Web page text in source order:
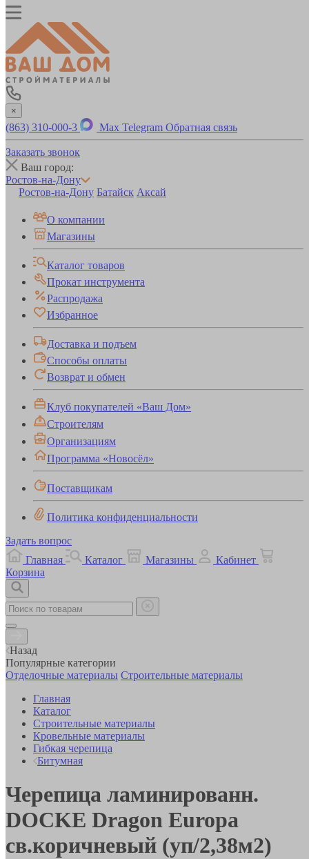
×
(863) 310-000-3 Max Telegram Обратная связь
Заказать звонок
Ваш город:
Ростов-на-Дону
Ростов-на-Дону Батайск Аксай
О компании
Магазины
Каталог товаров
Прокат инструмента
Распродажа
Избранное
Доставка и подъем
Способы оплаты
Возврат и обмен
Клуб покупателей «Ваш Дом»
Строителям
Организациям
Программа «Новосёл»
Поставщикам
Политика конфиденциальности
Задать вопрос
Главная
Каталог Магазины
Кабинет
Корзина
Назад
Популярные категории
Отделочные материалы Строительные материалы
Главная
Каталог
Строительные материалы
Кровельные материалы
Гибкая черепица
Битумная
Черепица ламинированн.
DOCKE Dragon Europa
св.коричневый (уп/2,38м2)